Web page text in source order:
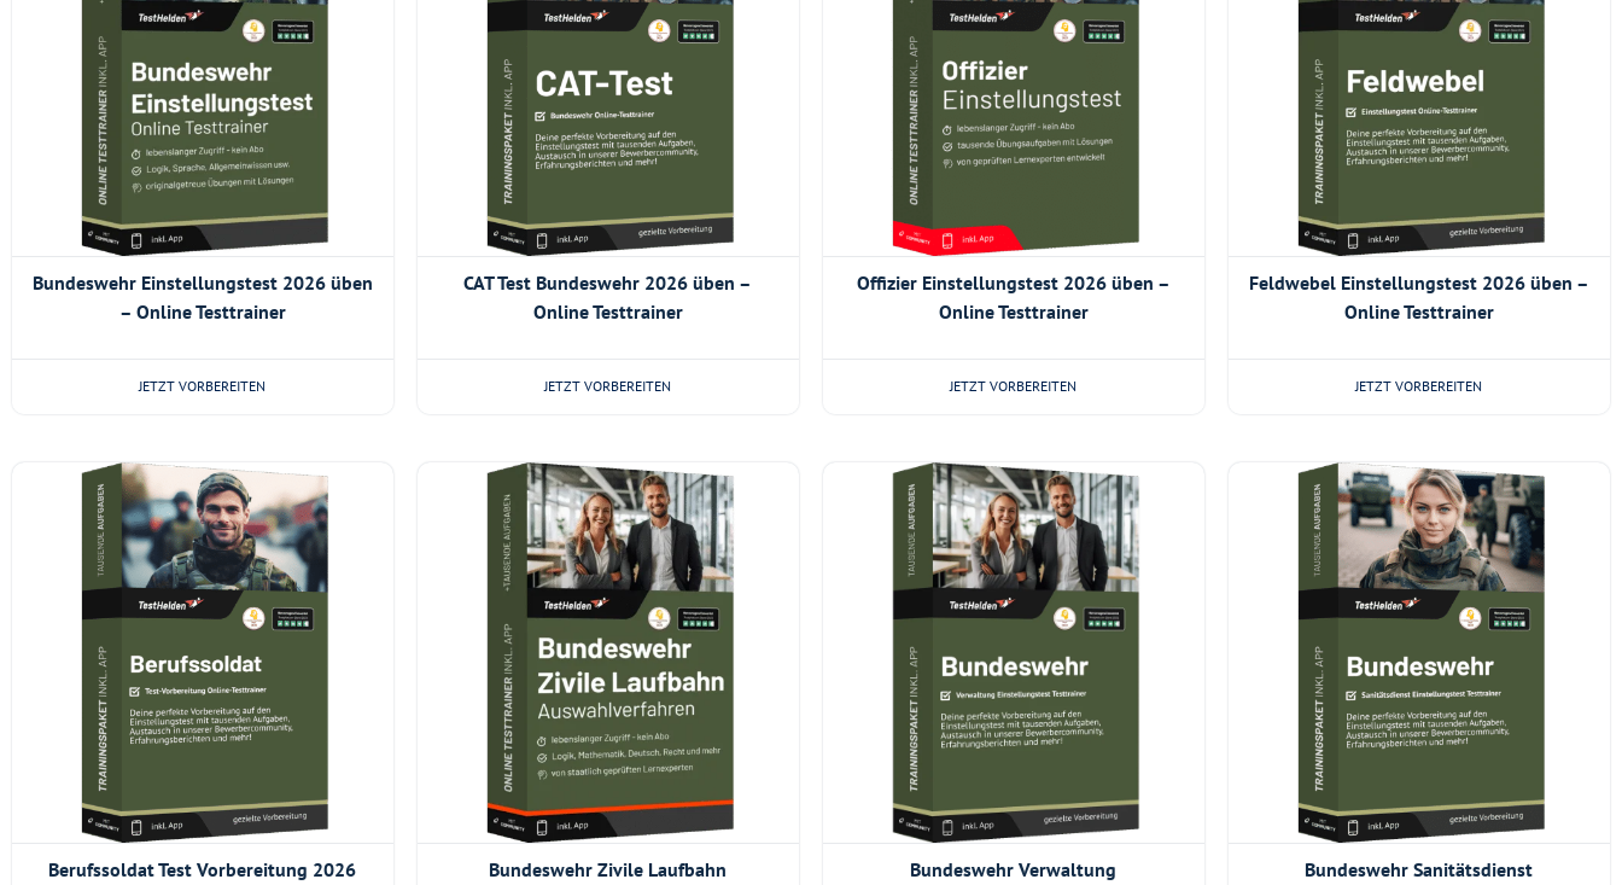
Bundeswehr Einstellungstest 2026 üben
– Online Testtrainer
JETZT VORBEREITEN
CAT Test Bundeswehr 2026 üben –
Online Testtrainer
JETZT VORBEREITEN
Offizier Einstellungstest 2026 üben –
Online Testtrainer
JETZT VORBEREITEN
Feldwebel Einstellungstest 2026 üben –
Online Testtrainer
JETZT VORBEREITEN
Berufssoldat Test Vorbereitung 2026
Bundeswehr Zivile Laufbahn
Bundeswehr Verwaltung
Bundeswehr Sanitätsdienst